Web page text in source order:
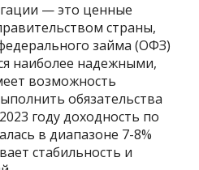
— это ценные
страны,
займа (ОФЗ)
наиболее надежными,
возможность
обязательства
году доходность по
в диапазоне 7-8%
стабильность и